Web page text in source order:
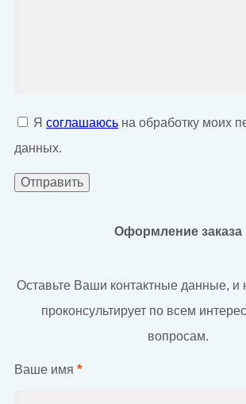
Я соглашаюсь на обработку моих
данных.
Оформление заказа
Оставьте Ваши контактные данные, и
проконсультирует по всем
вопросам.
Ваше имя *